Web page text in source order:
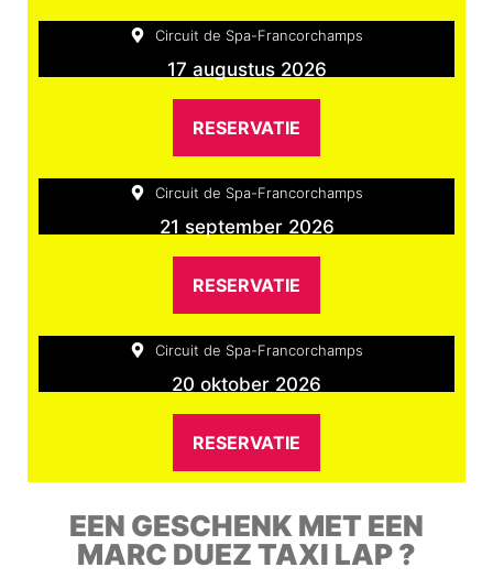
Circuit de Spa-Francorchamps
17 augustus 2026
RESERVATIE
Circuit de Spa-Francorchamps
21 september 2026
RESERVATIE
Circuit de Spa-Francorchamps
20 oktober 2026
RESERVATIE
EEN GESCHENK MET EEN
MARC DUEZ TAXI LAP ?